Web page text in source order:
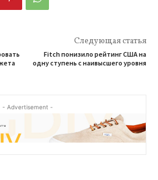
Следующая статья
Fitch понизило рейтинг США на
одну ступень с наивысшего уровня
- Advertisement -